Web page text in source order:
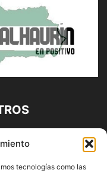
tecnologías como las
Propiedad de
71 95 | Noticias de
y Provincia|